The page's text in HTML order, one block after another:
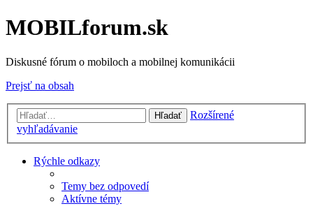
MOBILforum.sk
Diskusné fórum o mobiloch a mobilnej komunikácii
Prejsť na obsah
Hľadať
Rozšírené
vyhľadávanie
Rýchle odkazy
Temy bez odpovedí
Aktívne témy